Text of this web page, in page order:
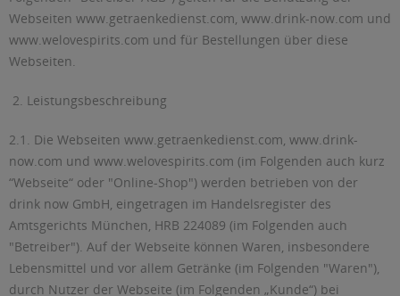
Webseiten www.getraenkedienst.com, www.drink-now.com und
www.welovespirits.com und für Bestellungen über diese
Webseiten.
2. Leistungsbeschreibung
2.1. Die Webseiten www.getraenkedienst.com, www.drink-
now.com und www.welovespirits.com (im Folgenden auch kurz
“Webseite“ oder "Online-Shop") werden betrieben von der
drink now GmbH, eingetragen im Handelsregister des
Amtsgerichts München, HRB 224089 (im Folgenden auch
"Betreiber"). Auf der Webseite können Waren, insbesondere
Lebensmittel und vor allem Getränke (im Folgenden "Waren"),
durch Nutzer der Webseite (im Folgenden „Kunde“) bei